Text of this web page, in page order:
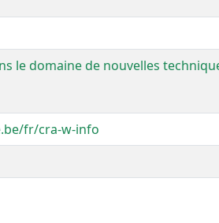
le domaine de nouvelles
fr/cra-w-info